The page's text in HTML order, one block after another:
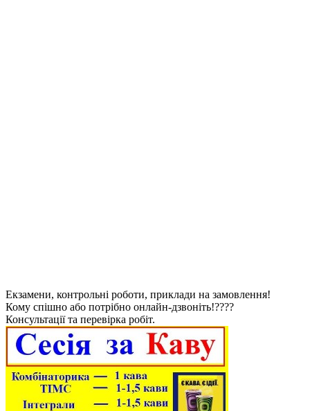
Екзамени, контрольні роботи, приклади на замовлення!
Кому спішно або потрібно онлайн-дзвоніть!????
Консультації та перевірка робіт.